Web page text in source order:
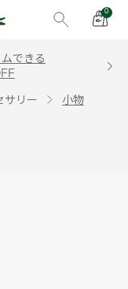
0
できる
サリー 小物